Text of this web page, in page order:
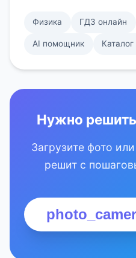
Физика ГДЗ онлайн
AI помощник
Нужно
Загрузите фото
решит с